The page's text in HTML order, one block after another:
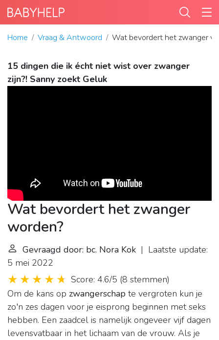
Home Vraag & Antwoord Wat bevordert het zwanger
15 dingen die ik écht niet wist over zwanger
zijn?! Sanny zoekt Geluk
Wat bevordert het zwanger
worden?
Gevraagd door: bc. Nora Kok | Laatste update:
5 mei 2022
Score: 4.6/5 (8 stemmen)
Om de kans op zwangerschap te vergroten kun je
zo'n zes dagen voor je eisprong beginnen met seks
hebben. Een zaadcel is namelijk ongeveer vijf dagen
levensvatbaar in het lichaam van de vrouw. Als je